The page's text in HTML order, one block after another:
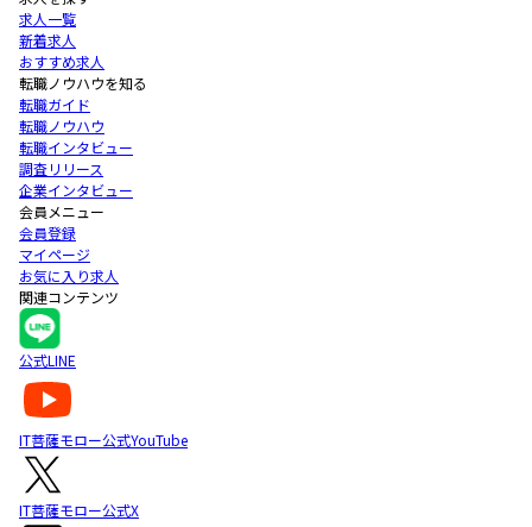
求人一覧
新着求人
おすすめ求人
転職ノウハウを知る
転職ガイド
転職ノウハウ
転職インタビュー
調査リリース
企業インタビュー
会員メニュー
会員登録
マイページ
お気に入り求人
関連コンテンツ
公式LINE
IT菩薩モロー公式YouTube
IT菩薩モロー公式X